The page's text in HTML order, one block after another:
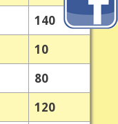
140
10
80
120